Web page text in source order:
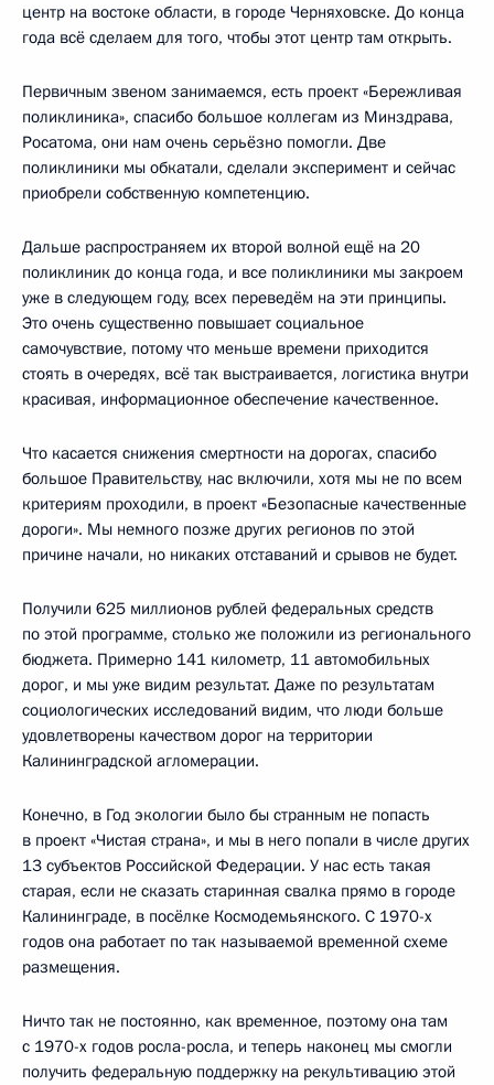
центр на востоке области, в городе Черняховске. До конца
года всё сделаем для того, чтобы этот центр там открыть.
Первичным звеном занимаемся, есть проект «Бережливая
поликлиника», спасибо большое коллегам из Минздрава,
Росатома, они нам очень серьёзно помогли. Две
поликлиники мы обкатали, сделали эксперимент и сейчас
приобрели собственную компетенцию.
Дальше распространяем их второй волной ещё на 20
поликлиник до конца года, и все поликлиники мы закроем
уже в следующем году, всех переведём на эти принципы.
Это очень существенно повышает социальное
самочувствие, потому что меньше времени приходится
стоять в очередях, всё так выстраивается, логистика внутри
красивая, информационное обеспечение качественное.
Что касается снижения смертности на дорогах, спасибо
большое Правительству, нас включили, хотя мы не по всем
критериям проходили, в проект «Безопасные качественные
дороги». Мы немного позже других регионов по этой
причине начали, но никаких отставаний и срывов не будет.
Получили 625 миллионов рублей федеральных средств
по этой программе, столько же положили из регионального
бюджета. Примерно 141 километр, 11 автомобильных
дорог, и мы уже видим результат. Даже по результатам
социологических исследований видим, что люди больше
удовлетворены качеством дорог на территории
Калининградской агломерации.
Конечно, в Год экологии было бы странным не попасть
в проект «Чистая страна», и мы в него попали в числе других
13 субъектов Российской Федерации. У нас есть такая
старая, если не сказать старинная свалка прямо в городе
Калининграде, в посёлке Космодемьянского. С 1970-х
годов она работает по так называемой временной схеме
размещения.
Ничто так не постоянно, как временное, поэтому она там
с 1970-х годов росла-росла, и теперь наконец мы смогли
получить федеральную поддержку на рекультивацию этой